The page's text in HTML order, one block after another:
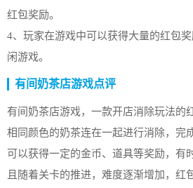
红包奖励。
4、玩家在游戏中可以获得大量的红包
闲游戏。
有间奶茶店游戏点评
有间奶茶店游戏，一款开店消除玩法的
相同颜色的奶茶连在一起进行消除，完
可以获得一定的金币、道具等奖励，有
且随着关卡的推进，难度逐渐增加，红